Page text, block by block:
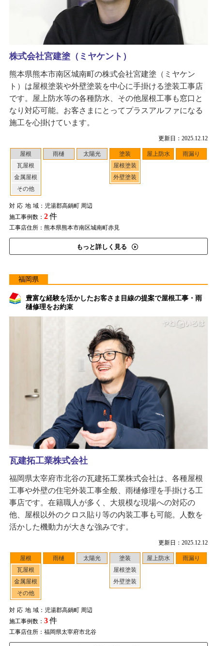
更新日：2025.12.12
屋根
瓦屋根
金属屋根
その他
雨樋 太陽光
塗装
屋根塗装
外壁塗装
屋上防水 雨漏り
対応地域：児湯郡高鍋町 周辺
施工事例数： 2件
工事店住所：熊本県熊本市南区城南町赤見
もっと詳しく見る
株式会社宮建塗（ミヤケント）
熊本県熊本市南区城南町の株式会社宮建塗（ミヤケン
ト）は屋根塗装や外壁塗装を中心に手掛ける塗装工事店
です。屋上防水等の各種防水、その他屋根工事も窓口と
なり対応可能。お客さまにとってプラスアルファになる
施工を心掛けています。
福岡県
豊富な経験を活かしたお客さま目線の提案で屋根工事・雨
樋修理をお約束
更新日：2025.12.12
屋根
瓦屋根
金属屋根
その他
雨樋 太陽光
塗装
屋根塗装
外壁塗装
屋上防水 雨漏り
対応地域：児湯郡高鍋町 周辺
施工事例数： 3件
工事店住所：福岡県太宰府市北谷
瓦建拓工業株式会社
福岡県太宰府市北谷の瓦建拓工業株式会社は、各種屋根
工事や外壁の住宅外装工事全般、雨樋修理を手掛ける工
事店です。在籍職人が多く、大規模な現場への対応の
他、屋根以外のクロス貼り等の内装工事も可能。人数を
活かした機動力が大きな強みです。